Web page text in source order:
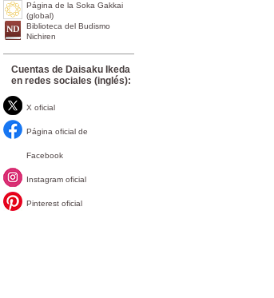
Página de la Soka Gakkai
(global)
Biblioteca del Budismo
Nichiren
Cuentas de Daisaku Ikeda
en redes sociales (inglés):
X oficial
Página oficial de
Facebook
Instagram oficial
Pinterest oficial